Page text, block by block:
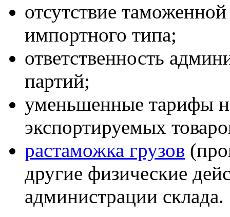
отсутствие
импортного типа;
ответственность
партий;
уменьшенные тарифы
экспортируемых
растаможка грузов
другие физические
администрации склада.